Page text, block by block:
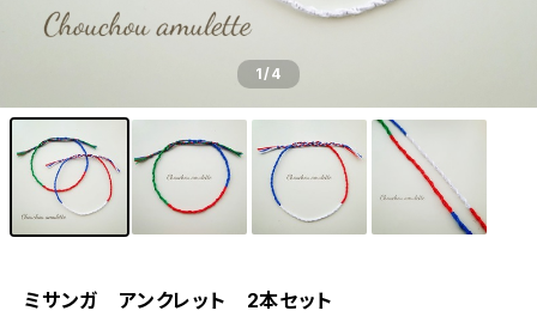
1/4
ミサンガ アンクレット 2本セット